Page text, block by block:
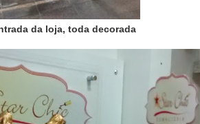
da loja, toda decorada